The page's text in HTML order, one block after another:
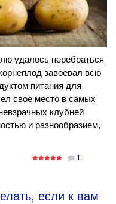
удалось перебраться
завоевал всю
питания для
свое место в самых
клубней
и разнообразием,
1
если к вам